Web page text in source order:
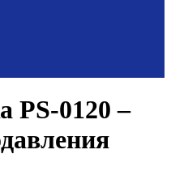
PS-0120 –